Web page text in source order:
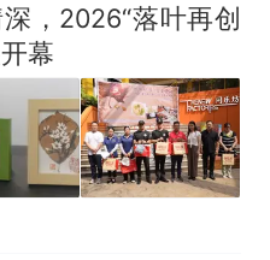
，2026“落叶再创
幕